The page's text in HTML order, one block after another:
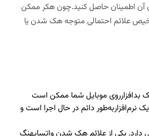
آن اطمینان حاصل کنید.چون هکر ممکن
علائم احتمالی متوجه هک شدن یا
موبایل شما ممکن است
دائم در حال اجرا است و